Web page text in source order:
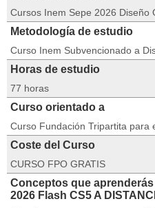
Cursos Inem Sepe 2026 Diseño
Metodología de estudio
Curso Inem Subvencionado a
Horas de estudio
77 horas
Curso orientado a
Curso Fundación Tripartita para
Coste del Curso
CURSO FPO GRATIS
Conceptos que aprenderás
2026 Flash CS5 A